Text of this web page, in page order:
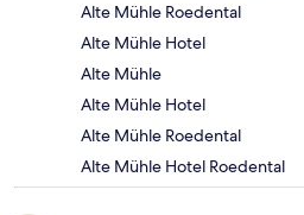
Alte Mühle Roedental
Alte Mühle Hotel
Alte Mühle
Alte Mühle Hotel
Alte Mühle Roedental
Alte Mühle Hotel Roedental